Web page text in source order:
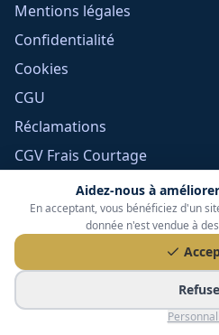
Aidez-nous à
En acceptant, vous bénéficiez d'un
donnée n'est vendue à
Mentions légales
Confidentialité
Cookies
CGU
Réclamations
CGV Frais Courtage
Méthodologie
Devoir de conseil
Politique éditoriale
Gérer mes cookies